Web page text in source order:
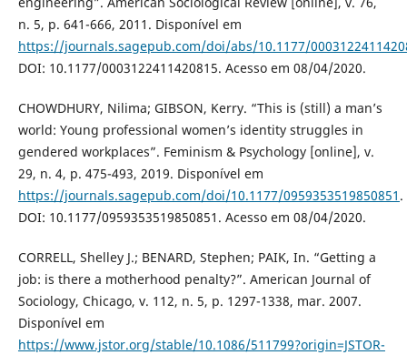
n. 5, p. 641-666, 2011. Disponível em
https://journals.sagepub.com/doi/abs/10.1177/
DOI: 10.1177/0003122411420815. Acesso em 08/04/2020.
CHOWDHURY, Nilima; GIBSON, Kerry. “This is (still) a man’s
world: Young professional women’s identity struggles in
gendered workplaces”. Feminism & Psychology [online], v.
29, n. 4, p. 475-493, 2019. Disponível em
https://journals.sagepub.com/doi/10.1177/0959353519850851 .
DOI: 10.1177/0959353519850851. Acesso em 08/04/2020.
CORRELL, Shelley J.; BENARD, Stephen; PAIK, In. “Getting a
job: is there a motherhood penalty?”. American Journal of
Sociology, Chicago, v. 112, n. 5, p. 1297-1338, mar. 2007.
Disponível em
https://www.jstor.org/stable/10.1086/511799?origin=JSTOR-